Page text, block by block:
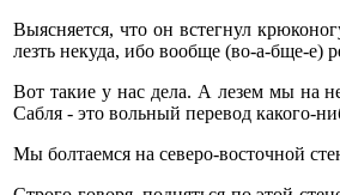
Выясняется, что он встегнул
лезть некуда, ибо вообще (во-а-бще-е)
Вот такие у нас дела. А лезем мы на
Сабля - это вольный перевод какого-
Мы болтаемся на северо-восточной